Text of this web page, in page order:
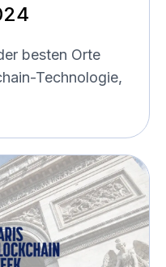
besten Orte
Technologie,